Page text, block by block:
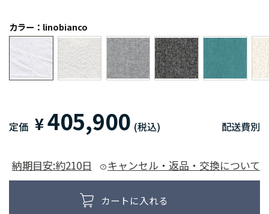
カラー：linobianco
定価 ¥405,900 (税込) 配送費別
納期目安:約210日 キャンセル・返品・交換について